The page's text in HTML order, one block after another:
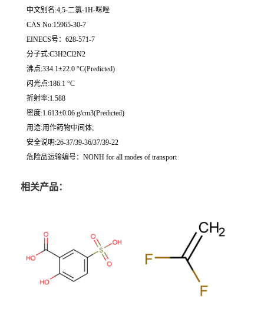
中文别名:4,5-二氯-1H-咪唑
CAS No:15965-30-7
EINECS号：628-571-7
分子式:C3H2Cl2N2
沸点:334.1±22.0 °C(Predicted)
闪光点:186.1 °C
折射率:1.588
密度:1.613±0.06 g/cm3(Predicted)
用途:用作药物中间体;
安全说明:26-37/39-36/37/39-22
危险品运输编号：NONH for all modes of transport
相关产品：